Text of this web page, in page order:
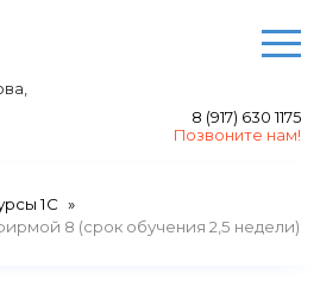
8 (917) 630 1175
Позвоните нам!
1С
8 (срок обучения 2,5 недели)